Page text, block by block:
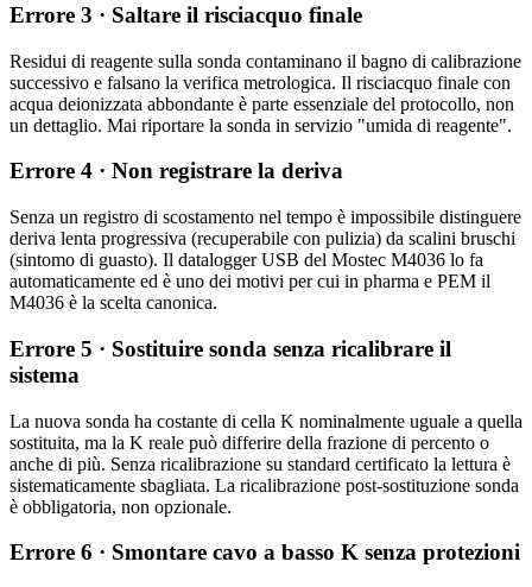
Errore 3 · Saltare il risciacquo finale
Residui di reagente sulla sonda contaminano il bagno di calibrazione
successivo e falsano la verifica metrologica. Il risciacquo finale con
acqua deionizzata abbondante è parte essenziale del protocollo, non
un dettaglio. Mai riportare la sonda in servizio "umida di reagente".
Errore 4 · Non registrare la deriva
Senza un registro di scostamento nel tempo è impossibile distinguere
deriva lenta progressiva (recuperabile con pulizia) da scalini bruschi
(sintomo di guasto). Il datalogger USB del Mostec M4036 lo fa
automaticamente ed è uno dei motivi per cui in pharma e PEM il
M4036 è la scelta canonica.
Errore 5 · Sostituire sonda senza ricalibrare il
sistema
La nuova sonda ha costante di cella K nominalmente uguale a quella
sostituita, ma la K reale può differire della frazione di percento o
anche di più. Senza ricalibrazione su standard certificato la lettura è
sistematicamente sbagliata. La ricalibrazione post-sostituzione sonda
è obbligatoria, non opzionale.
Errore 6 · Smontare cavo a basso K senza protezioni